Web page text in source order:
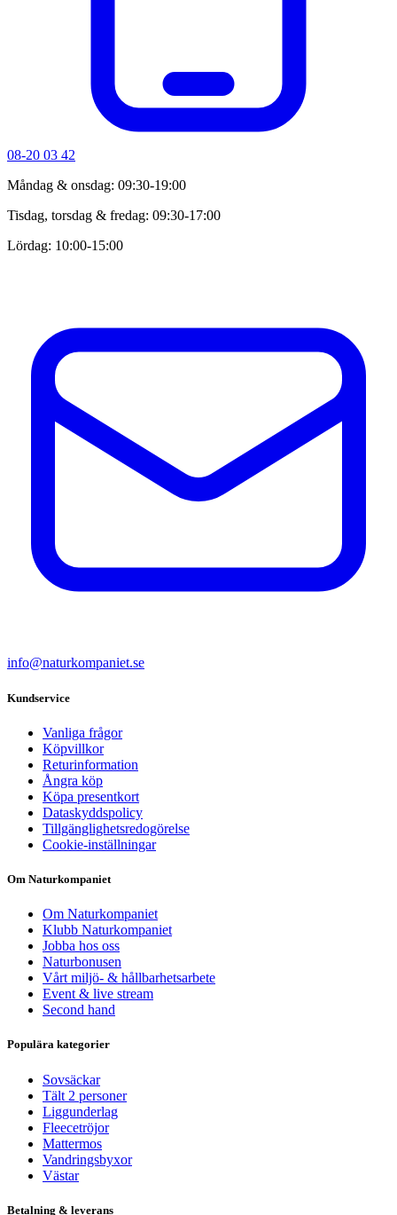
08-20 03 42
Måndag & onsdag: 09:30-19:00
Tisdag, torsdag & fredag: 09:30-17:00
Lördag: 10:00-15:00
info@naturkompaniet.se
Kundservice
Vanliga frågor
Köpvillkor
Returinformation
Ångra köp
Köpa presentkort
Dataskyddspolicy
Tillgänglighetsredogörelse
Cookie-inställningar
Om Naturkompaniet
Om Naturkompaniet
Klubb Naturkompaniet
Jobba hos oss
Naturbonusen
Vårt miljö- & hållbarhetsarbete
Event & live stream
Second hand
Populära kategorier
Sovsäckar
Tält 2 personer
Liggunderlag
Fleecetröjor
Mattermos
Vandringsbyxor
Västar
Betalning & leverans